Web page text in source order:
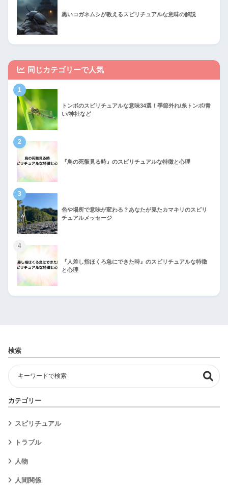
黒いコガネムシが教えるスピリチュアルな意味の解説
同じカテゴリーで人気
1
トンボのスピリチュアルな意味34選！季節外れ/糸トンボ/青
い/神社など
2
『鳥の死骸見る時』のスピリチュアルな特徴と心理
3
色や場所で意味が変わる？あなたが見たカマキリのスピリ
チュアルメッセージ
4
『人差し指ほくろ急にできた時』のスピリチュアルな特徴
と心理
検索
カテゴリー
スピリチュアル
トラブル
人物
人間関係